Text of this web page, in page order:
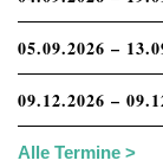
05.09.2026 –
09.12.2026 –
Alle Termine >